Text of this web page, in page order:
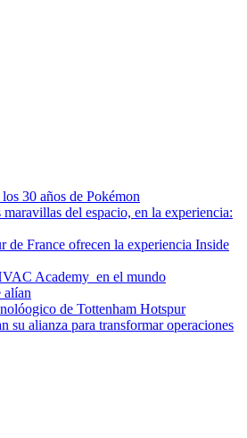
30 años de Pokémon
maravillas del espacio, en la experiencia:
de France ofrecen la experiencia Inside
Academy en el mundo
alían
de Tottenham Hotspur
su alianza para transformar operaciones